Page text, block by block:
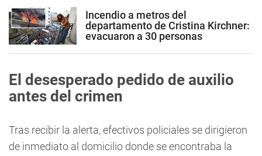
Incendio a metros del
departamento de Cristina Kirchner:
evacuaron a 30 personas
El desesperado pedido de auxilio
antes del crimen
Tras recibir la alerta, efectivos policiales se dirigieron
de inmediato al domicilio donde se encontraba la